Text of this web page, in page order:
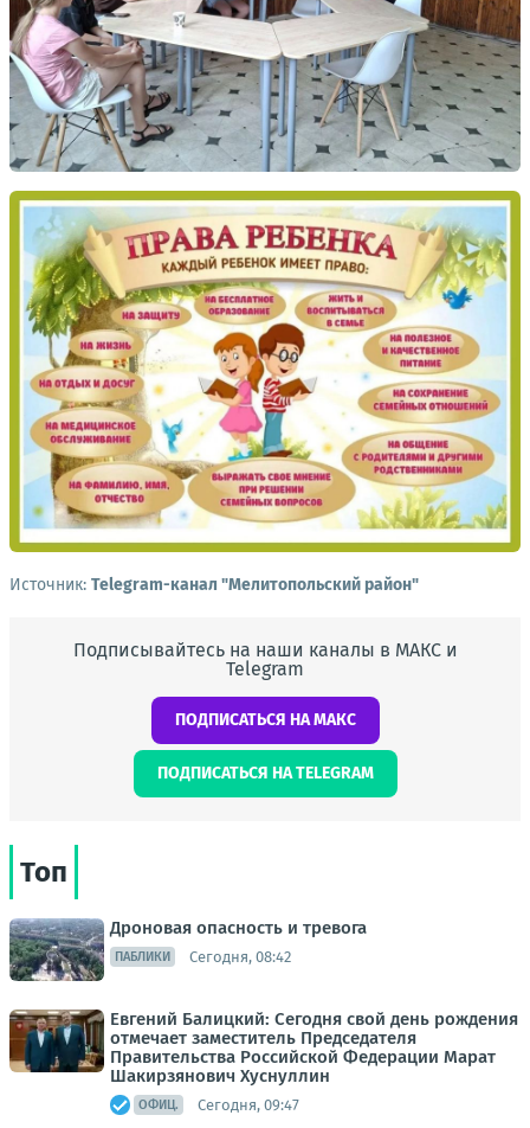
Источник: Telegram-канал "Мелитопольский район"
Подписывайтесь на наши каналы в МАКС и
Telegram
ПОДПИСАТЬСЯ НА МАКС
ПОДПИСАТЬСЯ НА TELEGRAM
Топ
Дроновая опасность и тревога
ПАБЛИКИ Сегодня, 08:42
Евгений Балицкий: Сегодня свой день рождения
отмечает заместитель Председателя
Правительства Российской Федерации Марат
Шакирзянович Хуснуллин
ОФИЦ. Сегодня, 09:47